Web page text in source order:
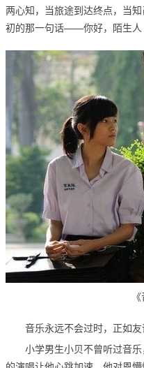
两心知，当旅途到达终点，当
初的那一句话——你好，陌生人
音乐永远不会过时，正如友
小学男生小贝不曾听过音